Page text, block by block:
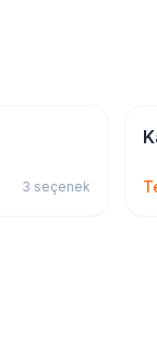
3 seçenek